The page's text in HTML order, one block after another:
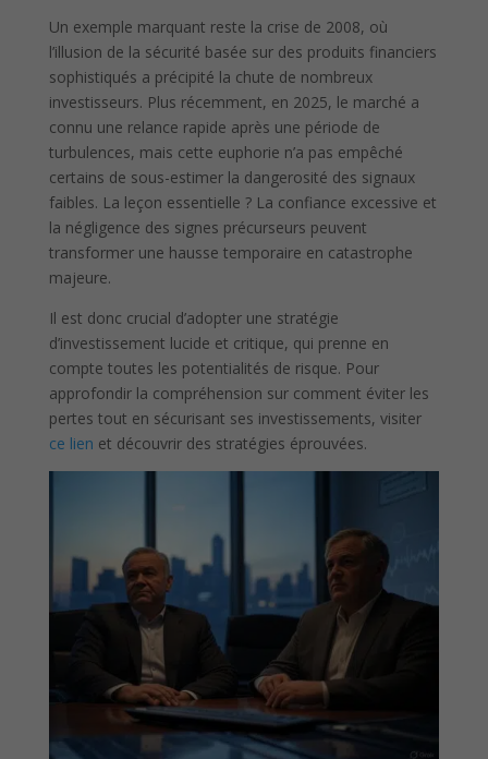
Un exemple marquant reste la crise de 2008, où
l’illusion de la sécurité basée sur des produits financiers
sophistiqués a précipité la chute de nombreux
investisseurs. Plus récemment, en 2025, le marché a
connu une relance rapide après une période de
turbulences, mais cette euphorie n’a pas empêché
certains de sous-estimer la dangerosité des signaux
faibles. La leçon essentielle ? La confiance excessive et
la négligence des signes précurseurs peuvent
transformer une hausse temporaire en catastrophe
majeure.
Il est donc crucial d’adopter une stratégie
d’investissement lucide et critique, qui prenne en
compte toutes les potentialités de risque. Pour
approfondir la compréhension sur comment éviter les
pertes tout en sécurisant ses investissements, visiter
ce lien et découvrir des stratégies éprouvées.